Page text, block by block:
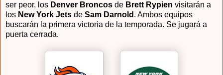
ser peor, los Denver Broncos de Brett Rypien visitarán a
los New York Jets de Sam Darnold . Ambos equipos
buscarán la primera victoria de la temporada. Se jugará a
puerta cerrada.